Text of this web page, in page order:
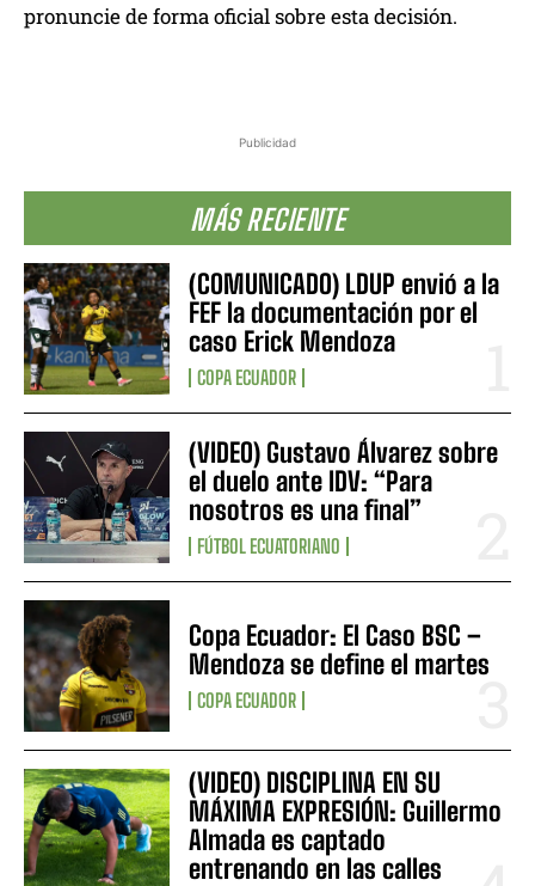
Publicidad
MÁS RECIENTE
(COMUNICADO) LDUP envió a la
FEF la documentación por el
caso Erick Mendoza
COPA ECUADOR
(VIDEO) Gustavo Álvarez sobre
el duelo ante IDV: “Para
nosotros es una final”
FÚTBOL ECUATORIANO
Copa Ecuador: El Caso BSC –
Mendoza se define el martes
COPA ECUADOR
(VIDEO) DISCIPLINA EN SU
MÁXIMA EXPRESIÓN: Guillermo
Almada es captado
entrenando en las calles
pronuncie de forma oficial sobre esta decisión.